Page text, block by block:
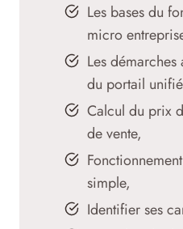
Les bases du
micro
Les
du portail
Calcul du prix
de vente,
simple,
Identifier ses